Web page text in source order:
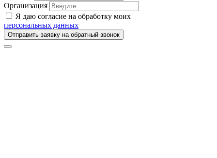
Организация
Я даю согласие на обработку моих
персональных данных
Отправить заявку на обратный звонок